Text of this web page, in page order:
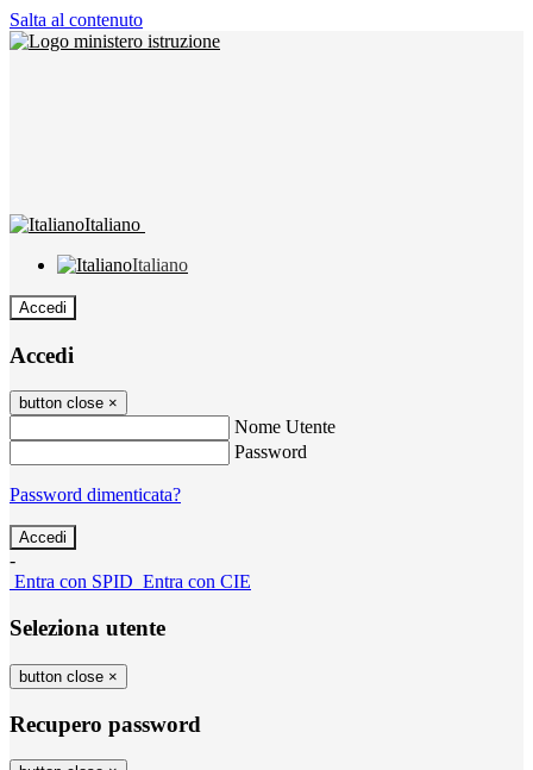
Salta al contenuto
Italiano
Italiano
Accedi
Accedi
button close ×
Nome Utente
Password
Password dimenticata?
-
Entra con SPID Entra con CIE
Seleziona utente
button close ×
Recupero password